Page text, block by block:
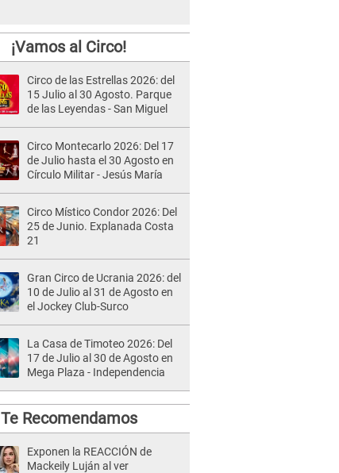
¡Vamos al Circo!
Circo de las Estrellas 2026: del
15 Julio al 30 Agosto. Parque
de las Leyendas - San Miguel
Circo Montecarlo 2026: Del 17
de Julio hasta el 30 Agosto en
Círculo Militar - Jesús María
Circo Místico Condor 2026: Del
25 de Junio. Explanada Costa
21
Gran Circo de Ucrania 2026: del
10 de Julio al 31 de Agosto en
el Jockey Club-Surco
La Casa de Timoteo 2026: Del
17 de Julio al 30 de Agosto en
Mega Plaza - Independencia
Te Recomendamos
Exponen la REACCIÓN de
Mackeily Luján al ver